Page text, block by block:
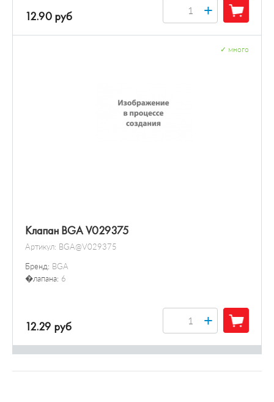
12.90 руб +
Клапан BGA V029375
Артикул: BGA@V029375
Бренд: BGA
�лапана: 6
много
12.29 руб +